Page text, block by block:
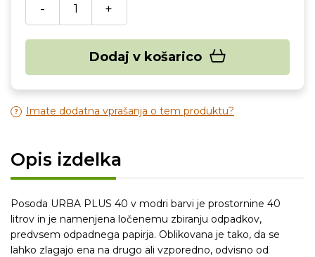
- +
Dodaj v košarico
Imate dodatna vprašanja o tem produktu?
Opis izdelka
Posoda URBA PLUS 40 v modri barvi je prostornine 40
litrov in je namenjena ločenemu zbiranju odpadkov,
predvsem odpadnega papirja. Oblikovana je tako, da se
lahko zlagajo ena na drugo ali vzporedno, odvisno od